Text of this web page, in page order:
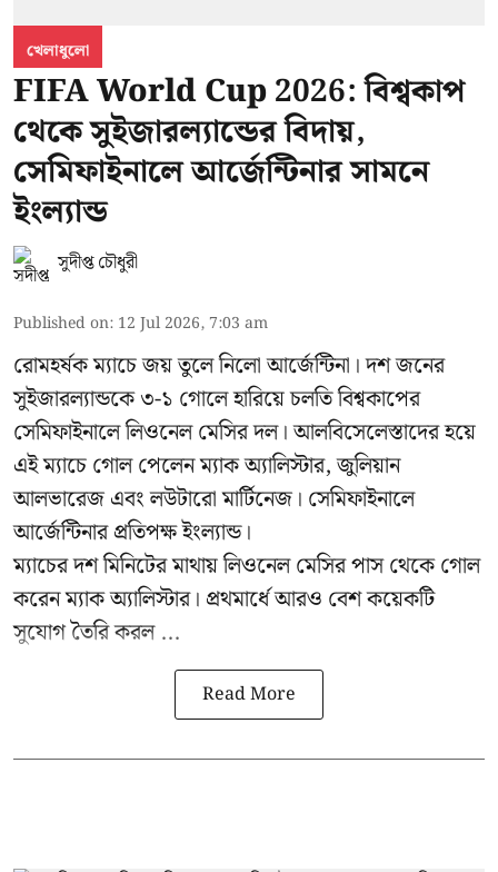
খেলাধুলো
FIFA World Cup 2026: বিশ্বকাপ
থেকে সুইজারল্যান্ডের বিদায়,
সেমিফাইনালে আর্জেন্টিনার সামনে
ইংল্যান্ড
সুদীপ্ত চৌধুরী
Published on: 12 Jul 2026, 7:03 am
রোমহর্ষক ম্যাচে জয় তুলে নিলো আর্জেন্টিনা। দশ জনের
সুইজারল্যান্ডকে ৩-১ গোলে হারিয়ে চলতি বিশ্বকাপের
সেমিফাইনালে লিওনেল মেসির দল। আলবিসেলেস্তাদের হয়ে
এই ম্যাচে গোল পেলেন ম্যাক অ্যালিস্টার, জুলিয়ান
আলভারেজ এবং লউটারো মার্টিনেজ। সেমিফাইনালে
আর্জেন্টিনার প্রতিপক্ষ ইংল্যান্ড।
ম্যাচের দশ মিনিটের মাথায় লিওনেল মেসির পাস থেকে গোল
করেন ম্যাক অ্যালিস্টার। প্রথমার্ধে আরও বেশ কয়েকটি
সুযোগ তৈরি করল ...
Read More